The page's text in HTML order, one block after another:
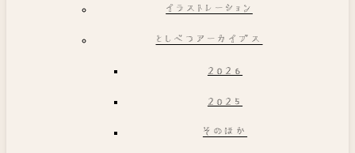
イラストレーション
としべつアーカイブス
2026
2025
そのほか